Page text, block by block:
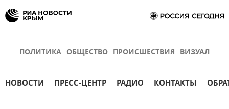
ПОЛИТИКА ОБЩЕСТВО ПРОИСШЕСТВИЯ ВИЗУАЛ
НОВОСТИ ПРЕСС-ЦЕНТР РАДИО КОНТАКТЫ